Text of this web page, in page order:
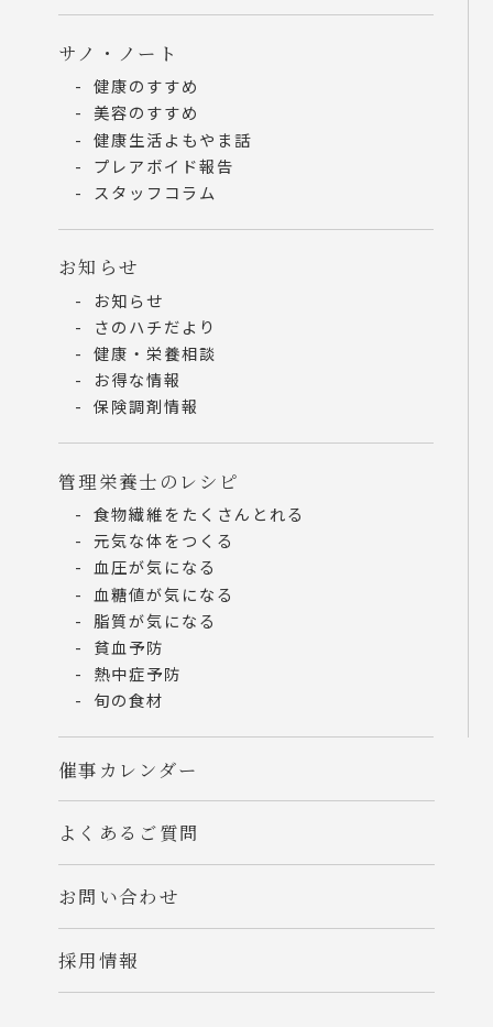
サノ・ノート
健康のすすめ
美容のすすめ
健康生活よもやま話
プレアボイド報告
スタッフコラム
お知らせ
お知らせ
さのハチだより
健康・栄養相談
お得な情報
保険調剤情報
管理栄養士のレシピ
食物繊維をたくさんとれる
元気な体をつくる
血圧が気になる
血糖値が気になる
脂質が気になる
貧血予防
熱中症予防
旬の食材
催事カレンダー
よくあるご質問
お問い合わせ
採用情報